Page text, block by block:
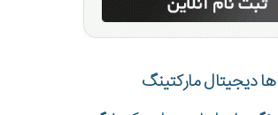
دیجیتال مارکتینگ